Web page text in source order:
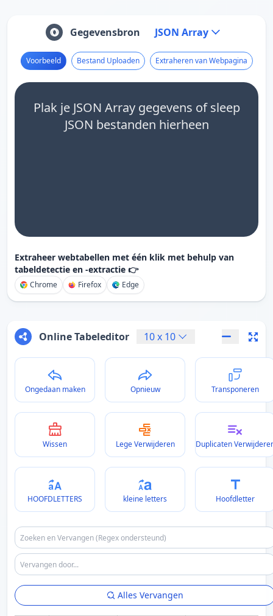
Gegevensbron JSON Array
Voorbeeld Bestand Uploaden Extraheren van Webpagina
Plak je JSON Array gegevens of sleep
JSON bestanden hierheen
Extraheer webtabellen met één klik met behulp van
tabeldetectie en -extractie 👉
Chrome Firefox Edge
Online Tabeleditor 10x 10
Ongedaan maken Opnieuw Transponeren
Wissen Lege Verwijderen Duplicaten
HOOFDLETTERS kleine letters Hoofdletter
Alles Vervangen